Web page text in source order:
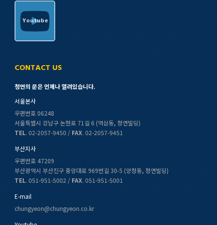
Youtube
CONTACT US
청연의 문은 언제나 열려있습니다.
서울본사
우편번호 06248
서울특별시 강남구 논현로 71길 6 (역삼동, 청연빌딩)
TEL. 02-2057-9450 /FAX. 02-2057-9451
부산지사
우편번호 47209
부산광역시 부산진구 중앙대로 969번길 30-5 (양정동, 청연빌딩)
TEL. 051-951-5002 /FAX. 051-951-5001
E-mail
chungyeon@chungyeon.co.kr